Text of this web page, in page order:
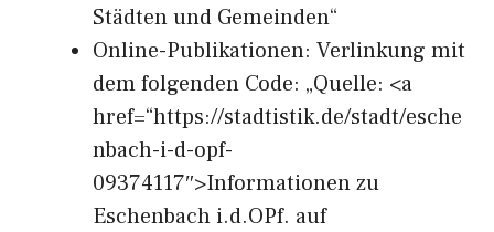
Städten und Gemeinden“
Online-Publikationen: Verlinkung mit
dem folgenden Code: „Quelle: <a
href=“https://stadtistik.de/stadt/esche
nbach-i-d-opf-
09374117″>Informationen zu
Eschenbach i.d.OPf. auf